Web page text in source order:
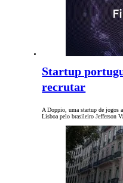
Startup
recrutar
A Doppio, uma startup de jogos
Lisboa pelo brasileiro Jefferson